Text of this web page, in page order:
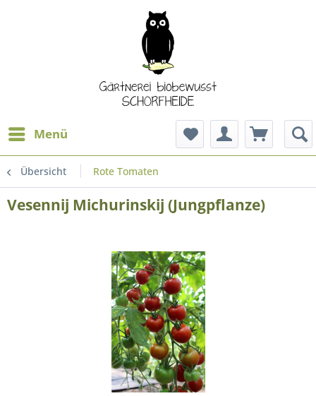
Menü
Übersicht Rote Tomaten
Vesennij Michurinskij (Jungpflanze)